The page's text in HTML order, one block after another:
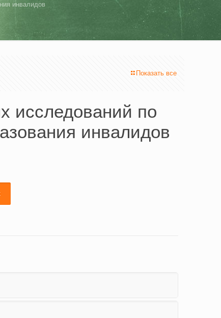
инвалидов
Показать все
исследований по
инвалидов